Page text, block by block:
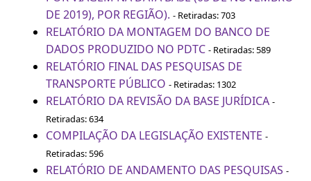
DE 2019), POR REGIÃO). - Retiradas: 703
RELATÓRIO DA MONTAGEM DO BANCO DE
DADOS PRODUZIDO NO PDTC - Retiradas: 589
RELATÓRIO FINAL DAS PESQUISAS DE
TRANSPORTE PÚBLICO - Retiradas: 1302
RELATÓRIO DA REVISÃO DA BASE JURÍDICA -
Retiradas: 634
COMPILAÇÃO DA LEGISLAÇÃO EXISTENTE -
Retiradas: 596
RELATÓRIO DE ANDAMENTO DAS PESQUISAS -